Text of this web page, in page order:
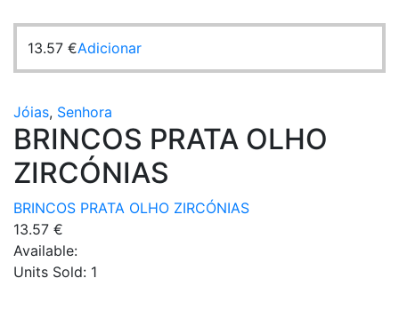
13.57 €Adicionar
Jóias, Senhora
BRINCOS PRATA OLHO
ZIRCÓNIAS
BRINCOS PRATA OLHO ZIRCÓNIAS
13.57 €
Available:
Units Sold: 1